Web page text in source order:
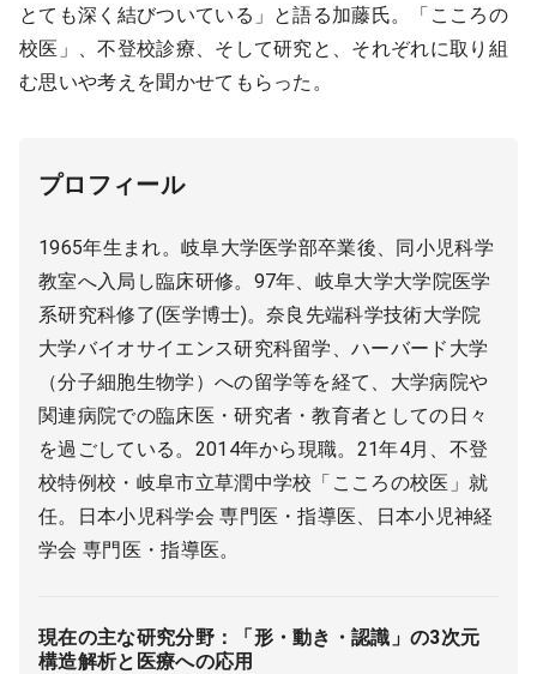
とても深く結びついている」と語る加藤氏。「こころの
校医」、不登校診療、そして研究と、それぞれに取り組
む思いや考えを聞かせてもらった。
プロフィール
1965年生まれ。岐阜大学医学部卒業後、同小児科学
教室へ入局し臨床研修。97年、岐阜大学大学院医学
系研究科修了(医学博士)。奈良先端科学技術大学院
大学バイオサイエンス研究科留学、ハーバード大学
（分子細胞生物学）への留学等を経て、大学病院や
関連病院での臨床医・研究者・教育者としての日々
を過ごしている。2014年から現職。21年4月、不登
校特例校・岐阜市立草潤中学校「こころの校医」就
任。日本小児科学会 専門医・指導医、日本小児神経
学会 専門医・指導医。
現在の主な研究分野：「形・動き・認識」の3次元
構造解析と医療への応用